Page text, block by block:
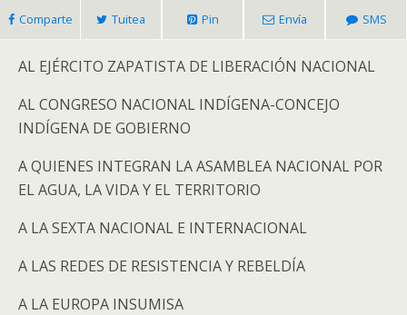
Comparte Tuitea Pin Envía SMS
AL EJÉRCITO ZAPATISTA DE LIBERACIÓN NACIONAL
AL CONGRESO NACIONAL INDÍGENA-CONCEJO
INDÍGENA DE GOBIERNO
A QUIENES INTEGRAN LA ASAMBLEA NACIONAL POR
EL AGUA, LA VIDA Y EL TERRITORIO
A LA SEXTA NACIONAL E INTERNACIONAL
A LAS REDES DE RESISTENCIA Y REBELDÍA
A LA EUROPA INSUMISA